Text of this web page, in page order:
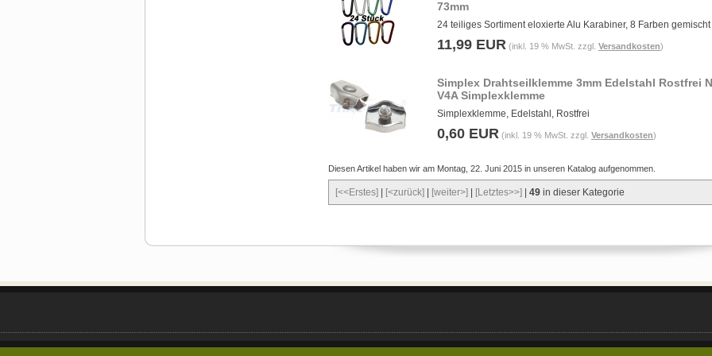
73mm
24 teiliges Sortiment eloxierte Alu Karabiner, 8 Farben gemischt
11,99 EUR (inkl. 19 % MwSt. zzgl. Versandkosten)
Simplex Drahtseilklemme 3mm Edelstahl Rostfrei
V4A Simplexklemme
Simplexklemme, Edelstahl, Rostfrei
0,60 EUR (inkl. 19 % MwSt. zzgl. Versandkosten)
Diesen Artikel haben wir am Montag, 22. Juni 2015 in unseren Katalog aufgenommen.
[<<Erstes] [<zurück] [weiter>] [Letztes>>] 49 in dieser Kategorie